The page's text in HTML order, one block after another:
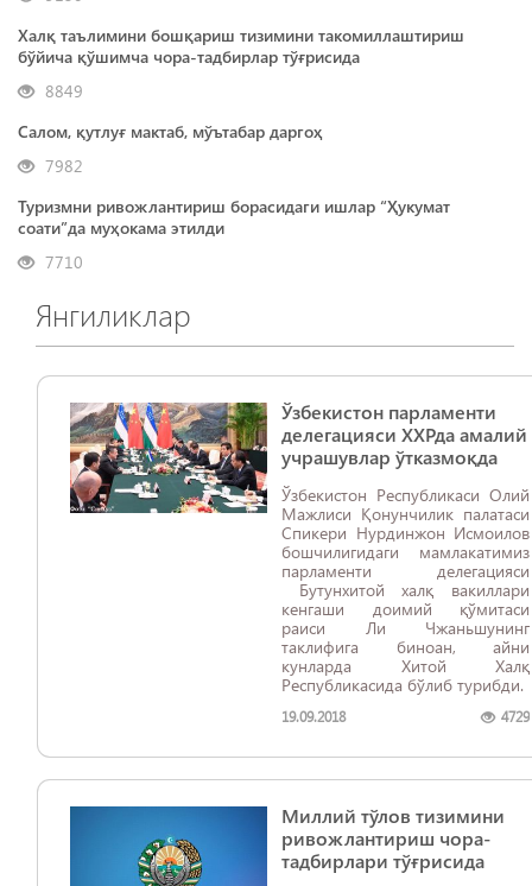
Халқ таълимини бошқариш тизимини такомиллаштириш
бўйича қўшимча чора-тадбирлар тўғрисида
8849
Салом, қутлуғ мактаб, мўътабар даргоҳ
7982
Туризмни ривожлантириш борасидаги ишлар “Ҳукумат
соати”да муҳокама этилди
7710
Янгиликлар
Ўзбекистон парламенти
делегацияси ХХРда амалий
учрашувлар ўтказмоқда
Ўзбекистон Республикаси Олий
Мажлиси Қонунчилик палатаси
Cпикери Нурдинжон Исмоилов
бошчилигидаги мамлакатимиз
парламенти делегацияси
Бутунхитой халқ вакиллари
кенгаши доимий қўмитаси
раиси Ли Чжаньшунинг
таклифига биноан, айни
кунларда Хитой Халқ
Республикасида бўлиб турибди.
19.09.2018 4729
Миллий тўлов тизимини
ривожлантириш чора-
тадбирлари тўғрисида